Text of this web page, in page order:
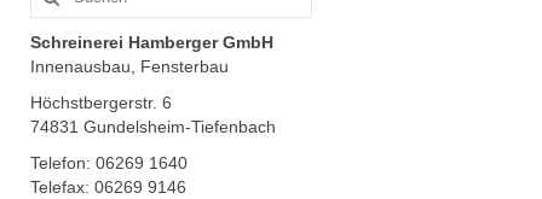
nach:
Schreinerei Hamberger GmbH
Innenausbau, Fensterbau
Höchstbergerstr. 6
74831 Gundelsheim-Tiefenbach
Telefon: 06269 1640
Telefax: 06269 9146